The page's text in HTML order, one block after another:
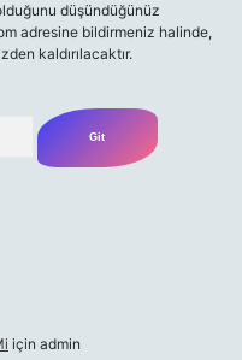
düşündüğünüz
adresine bildirmeniz halinde,
kaldırılacaktır.
için admin